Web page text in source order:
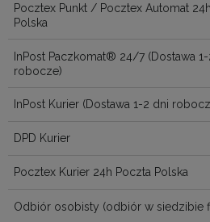
Pocztex Punkt / Pocztex Automat
Polska
InPost Paczkomat® 24/7 (Dostawa
robocze)
InPost Kurier (Dostawa 1-2 dni
DPD Kurier
Pocztex Kurier 24h Poczta Polska
Odbiór osobisty (odbiór w siedzibie